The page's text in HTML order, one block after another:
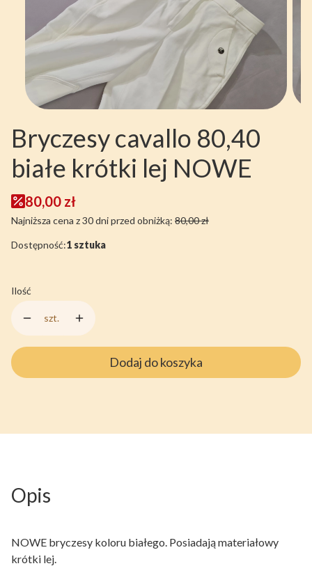
Bryczesy cavallo 80,40
białe krótki lej NOWE
80,00 zł
Najniższa cena z 30 dni przed obniżką: 80,00 zł
Dostępność:1 sztuka
Ilość
szt.
Dodaj do koszyka
Opis
NOWE bryczesy koloru białego. Posiadają materiałowy
krótki lej.